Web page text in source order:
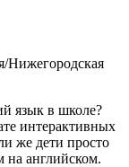
Нижегородская
язык в школе?
интерактивных
же дети просто
на английском.